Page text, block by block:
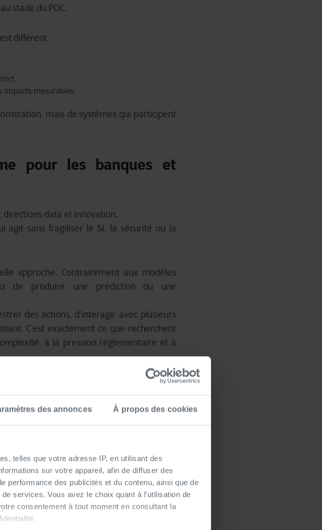
des annonces À propos des cookies
telles que votre adresse IP, en utilisant des
sur votre appareil, afin de diffuser des
performance des publicités et du contenu, ainsi que de
services. Vous avez le choix quant à l'utilisation de
consentement à tout moment en consultant la
stade du POC.
différent :
impacts mesurables.
mais de systèmes qui participent
pour les banques et
directions data et innovation.
agit sans fragiliser le SI, la sécurité ou la
approche. Contrairement aux modèles
de produire une prédiction ou une
des actions, d’interagir avec plusieurs
C’est exactement ce que recherchent
à la pression réglementaire et à
l’IA en production,
années des acteurs banque-finance dans
pour l’amener en production, de façon